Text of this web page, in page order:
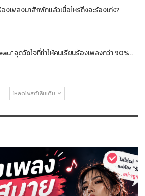
องเพลงมาสักพักแล้วเมื่อไหร่ถึงจะร้องเก่ง?
จุดวัดใจที่ทำให้คนเรียนร้องเพลงกว่า 90%…
โหลดโพสต์เพิ่มเติม